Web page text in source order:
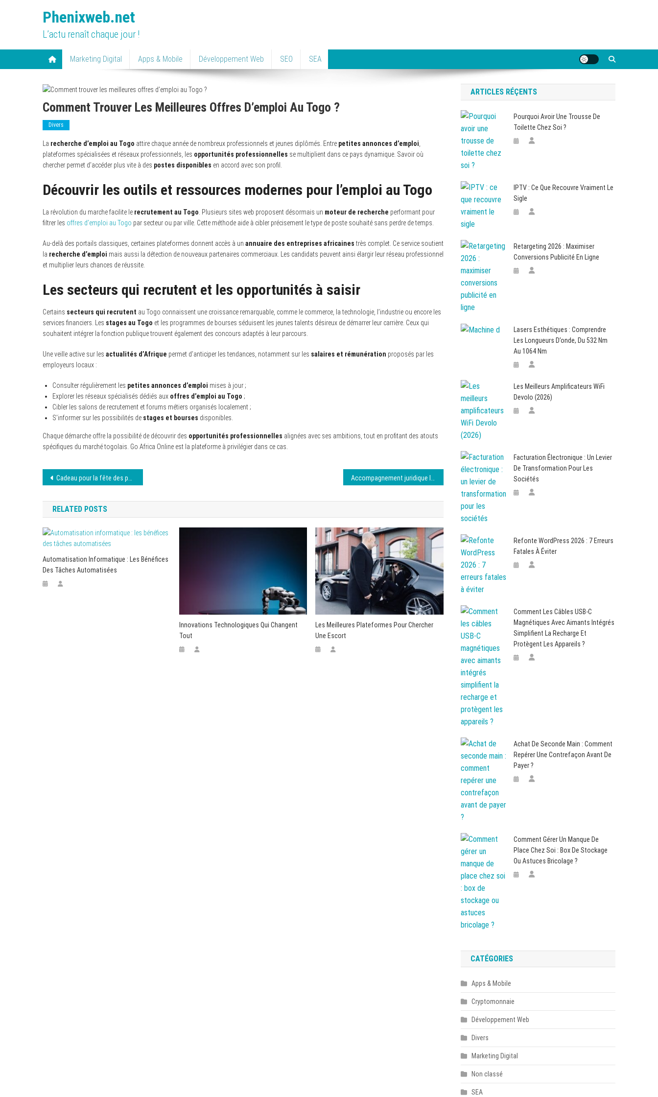
Phenixweb.net
L’actu renaît chaque jour !
Marketing Digital Apps & Mobile Développement Web SEO SEA
Comment Trouver Les Meilleures Offres D’emploi Au Togo ?
Divers
La recherche d’emploi au Togo attire chaque année de nombreux professionnels et jeunes diplômés. Entre petites annonces d’emploi,
plateformes spécialisées et réseaux professionnels, les opportunités professionnelles se multiplient dans ce pays dynamique. Savoir où
chercher permet d’accéder plus vite à des postes disponibles en accord avec son profil.
Découvrir les outils et ressources modernes pour l’emploi au Togo
La révolution du marche facilite le recrutement au Togo. Plusieurs sites web proposent désormais un moteur de recherche performant pour
filtrer les offres d’emploi au Togo par secteur ou par ville. Cette méthode aide à cibler précisement le type de poste souhaité sans perdre de temps.
Au-delà des portails classiques, certaines plateformes donnent accès à un annuaire des entreprises africaines très complet. Ce service soutient
la recherche d’emploi mais aussi la détection de nouveaux partenaires commerciaux. Les candidats peuvent ainsi élargir leur réseau professionnel
et multiplier leurs chances de réussite.
Les secteurs qui recrutent et les opportunités à saisir
Certains secteurs qui recrutent au Togo connaissent une croissance remarquable, comme le commerce, la technologie, l’industrie ou encore les
services financiers. Les stages au Togo et les programmes de bourses séduisent les jeunes talents désireux de démarrer leur carrière. Ceux qui
souhaitent intégrer la fonction publique trouvent également des concours adaptés à leur parcours.
Une veille active sur les actualités d’Afrique permet d’anticiper les tendances, notamment sur les salaires et rémunération proposés par les
employeurs locaux :
Consulter régulièrement les petites annonces d’emploi mises à jour ;
Explorer les réseaux spécialisés dédiés aux offres d’emploi au Togo ;
Cibler les salons de recrutement et forums métiers organisés localement ;
S’informer sur les possibilités de stages et bourses disponibles.
Chaque démarche offre la possibilité de découvrir des opportunités professionnelles alignées avec ses ambitions, tout en profitant des atouts
spécifiques du marché togolais. Go Africa Online est la plateforme à privilégier dans ce cas.
Navigation
de
l’article
Cadeau pour la fête des pères : faut-il penser aux chocolats ? Accompagnement juridique lié aux panneaux solaires : rôle d’un avocat
RELATED POSTS
Automatisation Informatique : Les Bénéfices
Des Tâches Automatisées
Innovations Technologiques Qui Changent
Tout
Les Meilleures Plateformes Pour Chercher
Une Escort
ARTICLES RÉÇENTS
Pourquoi Avoir Une Trousse De
Toilette Chez Soi ?
IPTV : Ce Que Recouvre Vraiment Le
Sigle
Retargeting 2026 : Maximiser
Conversions Publicité En Ligne
Lasers Esthétiques : Comprendre
Les Longueurs D’onde, Du 532 Nm
Au 1064 Nm
Les Meilleurs Amplificateurs WiFi
Devolo (2026)
Facturation Électronique : Un Levier
De Transformation Pour Les
Sociétés
Refonte WordPress 2026 : 7 Erreurs
Fatales À Éviter
Comment Les Câbles USB-C
Magnétiques Avec Aimants Intégrés
Simplifient La Recharge Et
Protègent Les Appareils ?
Achat De Seconde Main : Comment
Repérer Une Contrefaçon Avant De
Payer ?
Comment Gérer Un Manque De
Place Chez Soi : Box De Stockage
Ou Astuces Bricolage ?
CATÉGORIES
Apps & Mobile
Cryptomonnaie
Développement Web
Divers
Marketing Digital
Non classé
SEA